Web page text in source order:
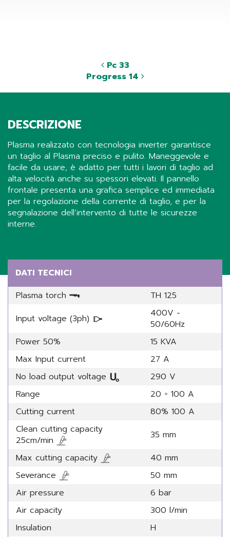
Pc 33
Progress 14
DESCRIZIONE
Plasma realizzato con tecnologia inverter garantisce
un taglio al Plasma preciso e pulito. Maneggevole e
facile da usare, è adatto per tutti i lavori di taglio ad
alta velocità anche su spessori elevati. Il pannello
frontale presenta una grafica semplice ed immediata
per la regolazione della corrente di taglio, e per la
segnalazione dell’intervento di tutte le sicurezze
interne.
DATI TECNICI
Plasma torch
TH 125
Input voltage (3ph)
400V -
50/60Hz
Power 50%
15 KVA
Max Input current
27 A
No load output voltage
290 V
Range
20 ÷ 100 A
Cutting current
80% 100 A
Clean cutting capacity
25cm/min
35 mm
Max cutting capacity
40 mm
Severance
50 mm
Air pressure
6 bar
Air capacity
300 l/min
Insulation
H